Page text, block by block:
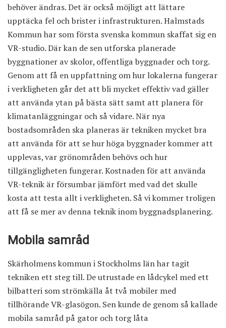
behöver ändras. Det är också möjligt att lättare
upptäcka fel och brister i infrastrukturen. Halmstads
Kommun har som första svenska kommun skaffat sig en
VR-studio. Där kan de sen utforska planerade
byggnationer av skolor, offentliga byggnader och torg.
Genom att få en uppfattning om hur lokalerna fungerar
i verkligheten går det att bli mycket effektiv vad gäller
att använda ytan på bästa sätt samt att planera för
klimatanläggningar och så vidare. När nya
bostadsområden ska planeras är tekniken mycket bra
att använda för att se hur höga byggnader kommer att
upplevas, var grönområden behövs och hur
tillgängligheten fungerar. Kostnaden för att använda
VR-teknik är försumbar jämfört med vad det skulle
kosta att testa allt i verkligheten. Så vi kommer troligen
att få se mer av denna teknik inom byggnadsplanering.
Mobila samråd
Skärholmens kommun i Stockholms län har tagit
tekniken ett steg till. De utrustade en lådcykel med ett
bilbatteri som strömkälla åt två mobiler med
tillhörande VR-glasögon. Sen kunde de genom så kallade
mobila samråd på gator och torg låta